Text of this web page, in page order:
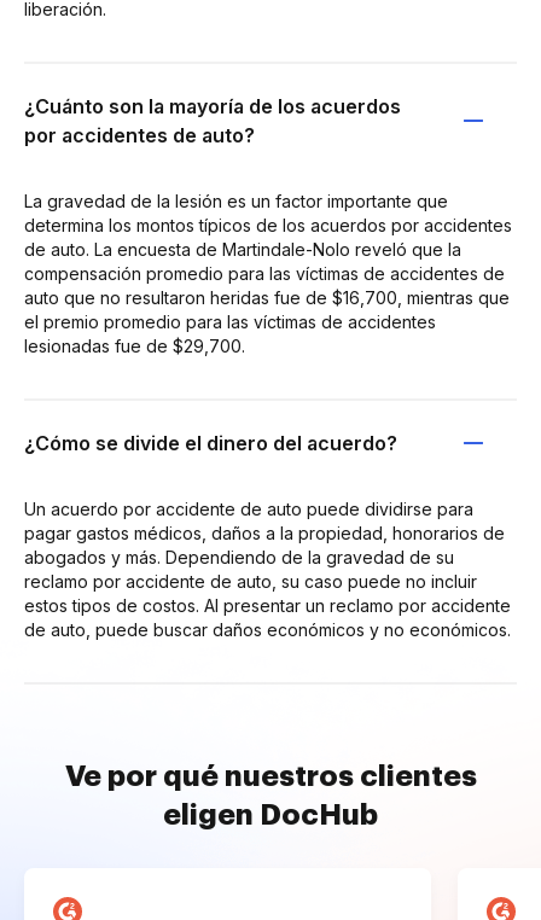
liberación.
¿Cuánto son la mayoría de los acuerdos
por accidentes de auto?
La gravedad de la lesión es un factor importante que
determina los montos típicos de los acuerdos por accidentes
de auto. La encuesta de Martindale-Nolo reveló que la
compensación promedio para las víctimas de accidentes de
auto que no resultaron heridas fue de $16,700, mientras que
el premio promedio para las víctimas de accidentes
lesionadas fue de $29,700.
¿Cómo se divide el dinero del acuerdo?
Un acuerdo por accidente de auto puede dividirse para
pagar gastos médicos, daños a la propiedad, honorarios de
abogados y más. Dependiendo de la gravedad de su
reclamo por accidente de auto, su caso puede no incluir
estos tipos de costos. Al presentar un reclamo por accidente
de auto, puede buscar daños económicos y no económicos.
Ve por qué nuestros clientes
eligen DocHub